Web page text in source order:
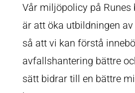
Vår miljöpolicy på Runes
är att öka utbildningen
så att vi kan förstå
avfallshantering bättre
sätt bidrar till en bättre